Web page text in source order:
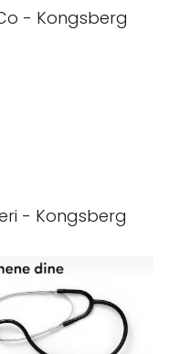
- Kongsberg
- Kongsberg